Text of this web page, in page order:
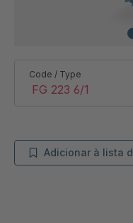
Code / Type
Adicionar à lista